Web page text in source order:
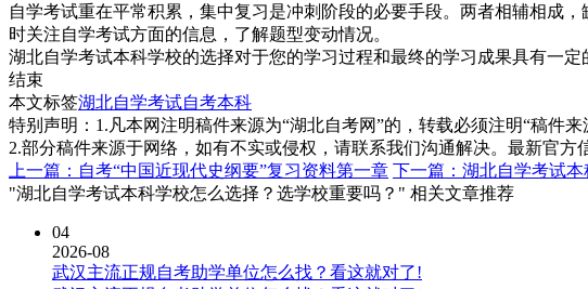
自学考试重在平常积累，集中复习是冲刺阶段的必要手段。两者相辅相成
时关注自学考试方面的信息，了解题型变动情况。
湖北自学考试本科学校的选择对于您的学习过程和最终的学习成果具有一
结束
本文标签湖北自学考试自考本科
特别声明：1.凡本网注明稿件来源为“湖北自考网”的，转载必须注明“稿件
2.部分稿件来源于网络，如有不实或侵权，请联系我们沟通解决。最新官方
上一篇：自考“中国近现代史纲要”复习资料第一章 下一篇：湖北自学考试本
"湖北自学考试本科学校怎么选择？选学校重要吗？" 相关文章推荐
04
2026-08
武汉主流正规自考助学单位怎么找？看这就对了!